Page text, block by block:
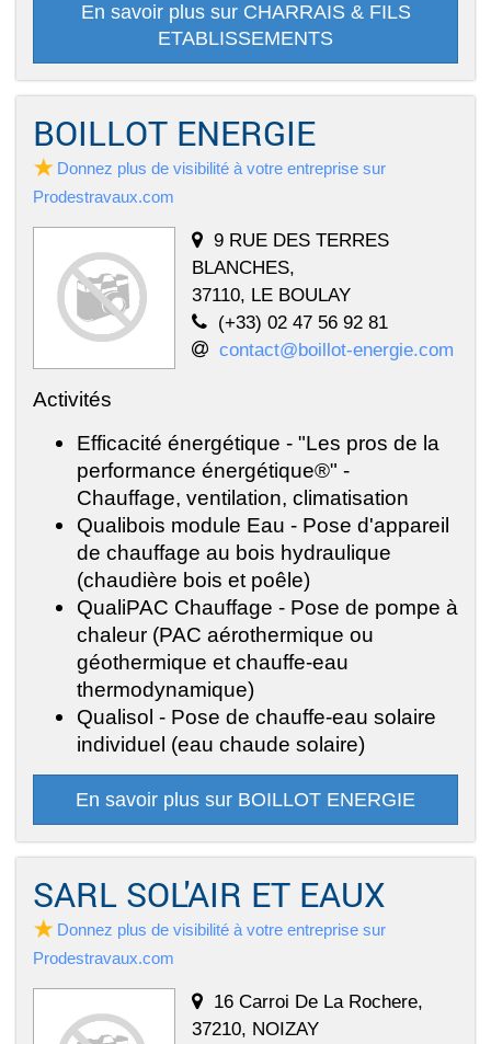
En savoir plus sur CHARRAIS & FILS
ETABLISSEMENTS
BOILLOT ENERGIE
Donnez plus de visibilité à votre entreprise sur
Prodestravaux.com
9 RUE DES TERRES
BLANCHES,
37110, LE BOULAY
(+33) 02 47 56 92 81
contact@boillot-energie.com
Activités
Efficacité énergétique - "Les pros de la
performance énergétique®" -
Chauffage, ventilation, climatisation
Qualibois module Eau - Pose d'appareil
de chauffage au bois hydraulique
(chaudière bois et poêle)
QualiPAC Chauffage - Pose de pompe à
chaleur (PAC aérothermique ou
géothermique et chauffe-eau
thermodynamique)
Qualisol - Pose de chauffe-eau solaire
individuel (eau chaude solaire)
En savoir plus sur BOILLOT ENERGIE
SARL SOL'AIR ET EAUX
Donnez plus de visibilité à votre entreprise sur
Prodestravaux.com
16 Carroi De La Rochere,
37210, NOIZAY